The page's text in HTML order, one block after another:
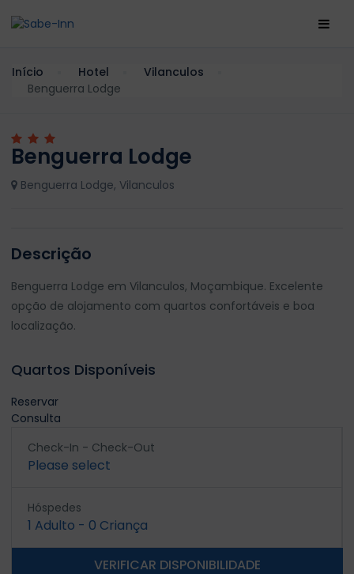
Início Hotel
Vilanculos
Benguerra Lodge
Benguerra Lodge
Benguerra Lodge, Vilanculos
Descrição
Benguerra Lodge em Vilanculos, Moçambique. Excelente
opção de alojamento com quartos confortáveis e boa
localização.
Quartos Disponíveis
Reservar
Consulta
Check-In - Check-Out
Please select
Hóspedes
1 Adulto - 0 Criança
VERIFICAR DISPONIBILIDADE